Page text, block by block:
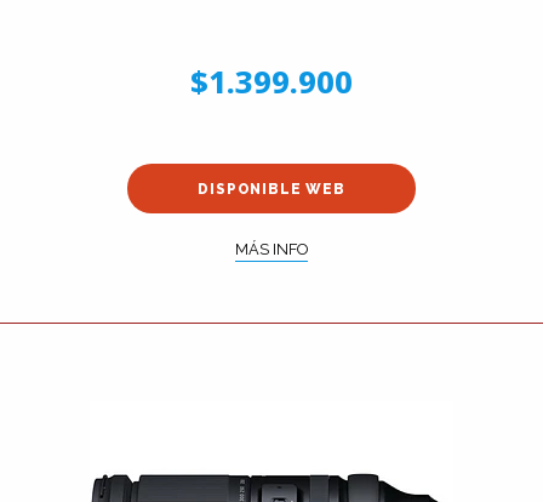
$1.399.900
DISPONIBLE WEB
MÁS INFO